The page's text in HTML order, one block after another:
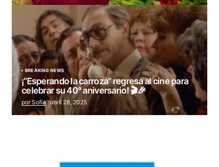
BREAKING NEWS
¡“Esperando la carroza” regresa al cine para
celebrar su 40° aniversario! 🎬🎉
por Sofía abril 28, 2025